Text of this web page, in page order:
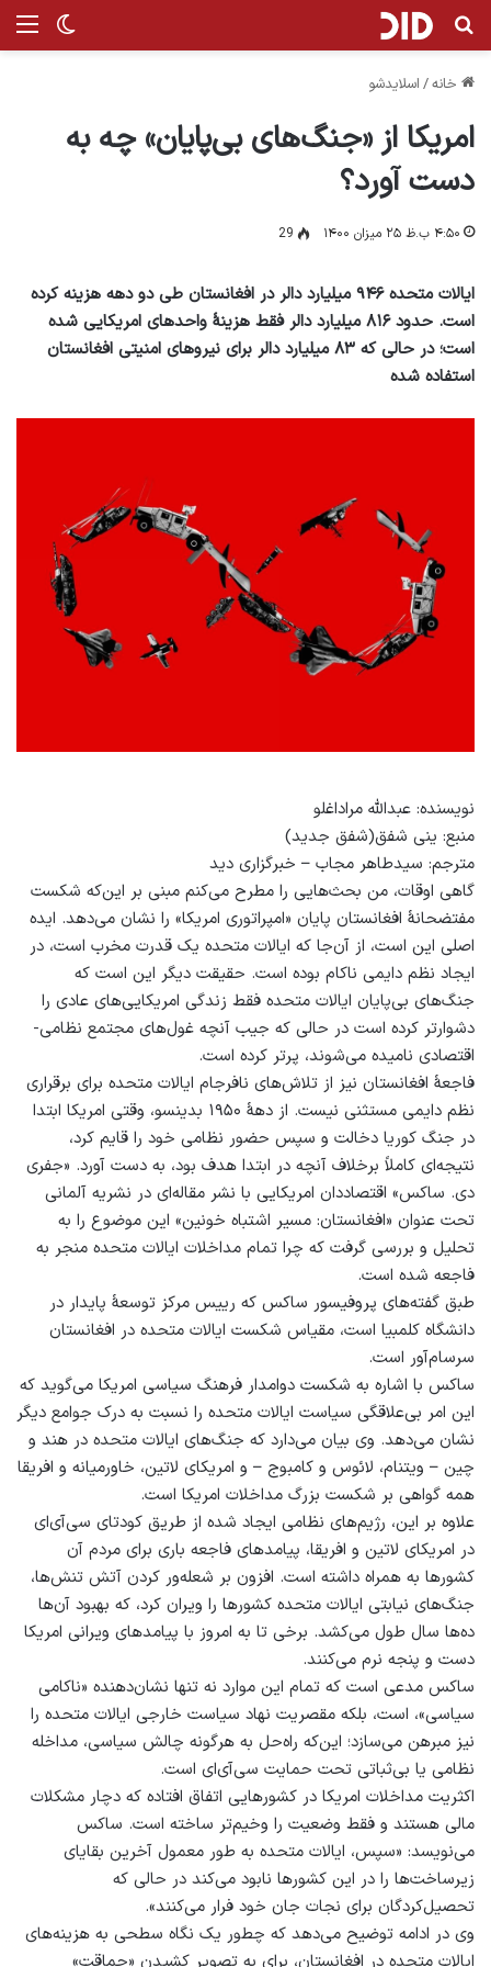
تغییر جستجو برای
خانه/ اسلایدشو
امریکا از «جنگ‌های بی‌پایان» چه به
دست آورد؟
۴:۵۰ ب.ظ ۲۵ میزان ۱۴۰۰ 29
ایالات متحده ۹۴۶ میلیارد دالر در افغانستان طی دو دهه هزینه کرده
است. حدود ۸۱۶ میلیارد دالر فقط هزینۀ واحد‌های امریکایی شده
است؛ در حالی که ۸۳ میلیارد دالر برای نیروهای امنیتی افغانستان
استفاده شده
نویسنده: عبدالله مراداغلو
منبع: ینی شفق(شفق جدید)
مترجم: سیدطاهر مجاب – خبرگزاری دید
گاهی اوقات، من بحث‌هایی را مطرح می‌کنم مبنی بر این‌که شکست
مفتضحانۀ افغانستان پایان «امپراتوری امریکا» را نشان می‌دهد. ایده
اصلی این است، از آن‌جا که ایالات متحده یک قدرت مخرب است، در
ایجاد نظم دایمی ناکام بوده است. حقیقت دیگر این است که
جنگ‌های بی‌پایان ایالات متحده فقط زندگی امریکایی‌های عادی را
دشوارتر کرده است در حالی که جیب آنچه غول‌های مجتمع نظامی-
اقتصادی نامیده می‌شوند، پرتر کرده است.
فاجعۀ افغانستان نیز از تلاش‌های نافرجام ایالات متحده برای برقراری
نظم دایمی مستثنی نیست. از دهۀ ۱۹۵۰ بدینسو، وقتی امریکا ابتدا
در جنگ کوریا دخالت و سپس حضور نظامی خود را قایم کرد،
نتیجه‌ای کاملاً برخلاف آنچه در ابتدا هدف بود، به دست آورد. «جفری
دی. ساکس» اقتصاددان امریکایی با نشر مقاله‌ای در نشریه آلمانی
تحت عنوان «افغانستان: مسیر اشتباه خونین»‌ این موضوع را به
تحلیل و بررسی گرفت که چرا تمام مداخلات ایالات متحده منجر به
فاجعه شده است.
طبق گفته‌های پروفیسور ساکس که رییس مرکز توسعۀ پایدار در
دانشگاه کلمبیا است، مقیاس شکست ایالات متحده در افغانستان
سرسام‌آور است.
ساکس با اشاره به شکست دوامدار فرهنگ سیاسی امریکا می‌گوید که
این امر بی‌علاقگی سیاست ایالات متحده را نسبت به درک جوامع دیگر
نشان می‌دهد. وی بیان می‌دارد که جنگ‌های ایالات متحده در هند و
چین – ویتنام، لائوس و کامبوج – و امریکای لاتین، خاورمیانه و افریقا
همه گواهی بر شکست بزرگ مداخلات امریکا است.
علاوه بر این، رژیم‌های نظامی ایجاد شده از طریق کودتای سی‌آی‌ای
در امریکای لاتین و افریقا، پیامدهای فاجعه باری برای مردم آن
کشورها به همراه داشته است. افزون بر شعله‌ور کردن آتش تنش‌ها،
جنگ‌های نیابتی ایالات متحده کشورها را ویران کرد، که بهبود آن‌ها
ده‌ها سال طول می‌کشد. برخی تا به امروز با پیامدهای ویرانی امریکا
دست‌ و پنجه نرم می‌کنند.
ساکس مدعی است که تمام این موارد نه تنها نشان‌دهنده «ناکامی
سیاسی»، است، بلکه مقصریت نهاد سیاست خارجی ایالات متحده را
نیز مبرهن می‌سازد؛ این‌که راه‌حل به هرگونه چالش سیاسی، مداخله
نظامی یا بی‌ثباتی تحت حمایت سی‌آی‌ای است.
اکثریت مداخلات امریکا در کشورهایی اتفاق افتاده که دچار مشکلات
مالی هستند و فقط وضعیت را وخیم‌تر ساخته است. ساکس
می‌نویسد: «سپس، ایالات متحده به طور معمول آخرین بقایای
زیرساخت‌ها را در این کشورها نابود می‌کند در حالی که
تحصیل‌کردگان برای نجات جان خود فرار می‌کنند».
وی در ادامه توضیح می‌دهد که چطور یک نگاه سطحی به هزینه‌های
ایالات متحده در افغانستان، برای به تصویر کشیدن «حماقت»